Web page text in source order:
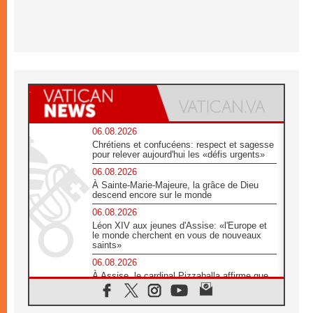
06.08.2026
Chrétiens et confucéens: respect et sagesse
pour relever aujourd'hui les «défis urgents»
06.08.2026
À Sainte-Marie-Majeure, la grâce de Dieu
descend encore sur le monde
06.08.2026
Léon XIV aux jeunes d'Assise: «l'Europe et
le monde cherchent en vous de nouveaux
saints»
06.08.2026
À Assise, le cardinal Pizzaballa affirme que
«les chrétiens veulent la paix»
06.08.2026